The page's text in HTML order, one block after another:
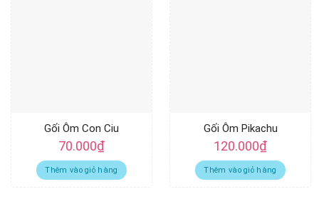
Gối Ôm Con Ciu
70.000₫
Thêm vào giỏ hàng
Gối Ôm Pikachu
120.000₫
Thêm vào giỏ hàng